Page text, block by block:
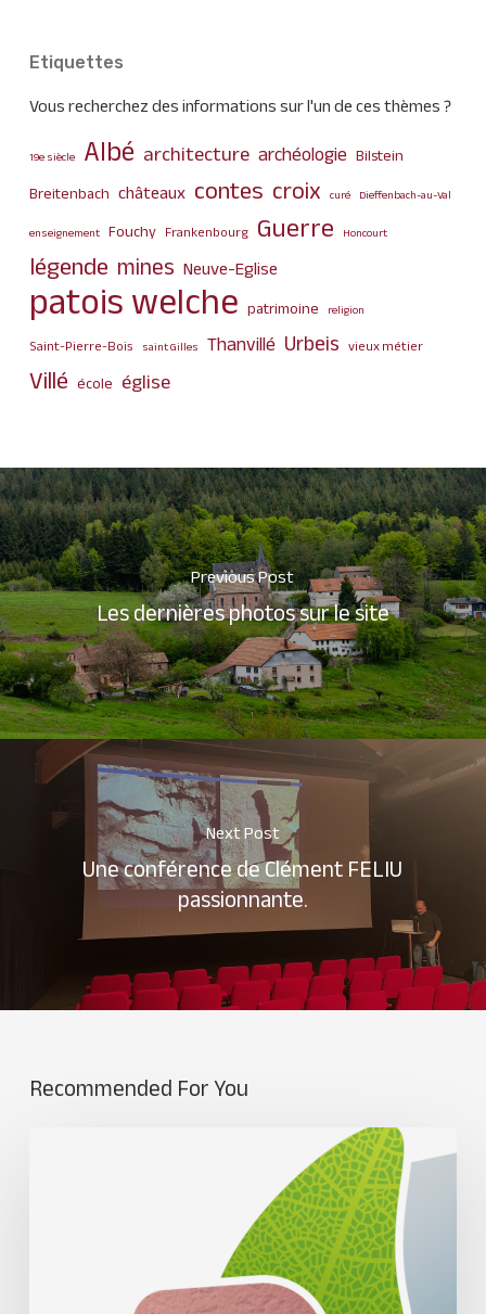
Etiquettes
Vous recherchez des informations sur l'un de ces thèmes ?
19e siècle Albé architecture archéologie Bilstein
Breitenbach châteaux contes croix curé Dieffenbach-au-Val
enseignement Fouchy Frankenbourg Guerre Honcourt
légende mines Neuve-Eglise
patois welche patrimoine religion
Saint-Pierre-Bois saint Gilles Thanvillé Urbeis vieux métier
Villé école église
Previous Post
Les dernières photos sur le site
Next Post
Une conférence de Clément FELIU
passionnante.
Recommended For You